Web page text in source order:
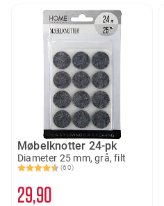
Møbelknotter 24-pk
Diameter 25 mm, grå, filt
Karakter:
(60)
4.5 av 5 mulige
29 90